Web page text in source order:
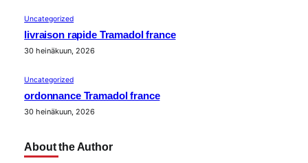
Uncategorized
livraison rapide Tramadol france
30 heinäkuun, 2026
Uncategorized
ordonnance Tramadol france
30 heinäkuun, 2026
About the Author